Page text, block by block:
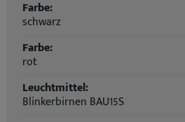
Farbe:
schwarz
Farbe:
rot
Leuchtmittel:
Blinkerbirnen BAU15S